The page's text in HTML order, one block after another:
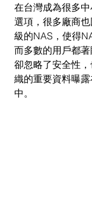
在台灣成為很多
選項，很多廠商
級的NAS，使得
而多數的用戶都著
卻忽略了安全性
織的重要資料曝
中。